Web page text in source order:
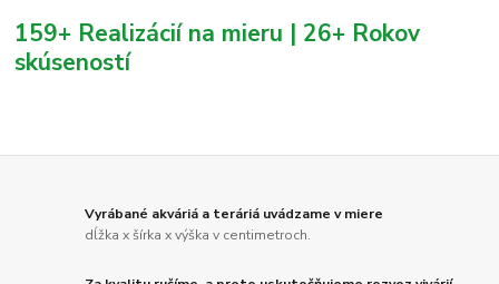
159+ Realizácií na mieru | 26+ Rokov
skúseností
Vyrábané akváriá a teráriá uvádzame v miere
dĺžka x šírka x výška v centimetroch.